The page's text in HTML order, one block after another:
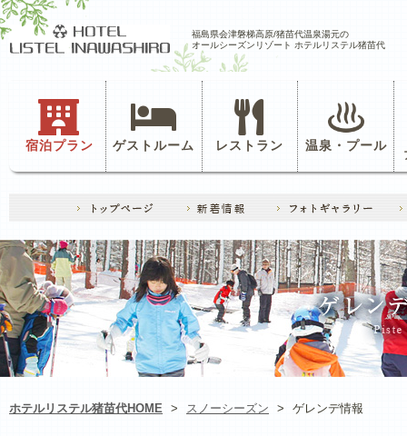
福島県会津磐梯高原/猪苗代温泉湯元の
オールシーズンリゾート ホテルリステル猪苗代
宿泊プラン ゲストルーム レストラン 温泉・プール
ホテルリステル猪苗代HOME > スノーシーズン > ゲレンデ情報